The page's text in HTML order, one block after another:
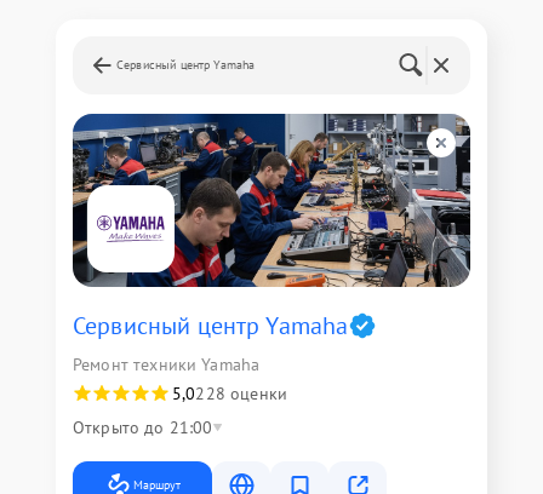
Сервисный центр Yamaha
Сервисный центр Yamaha
Ремонт техники Yamaha
5,0228 оценки
Открыто до 21:00
Маршрут